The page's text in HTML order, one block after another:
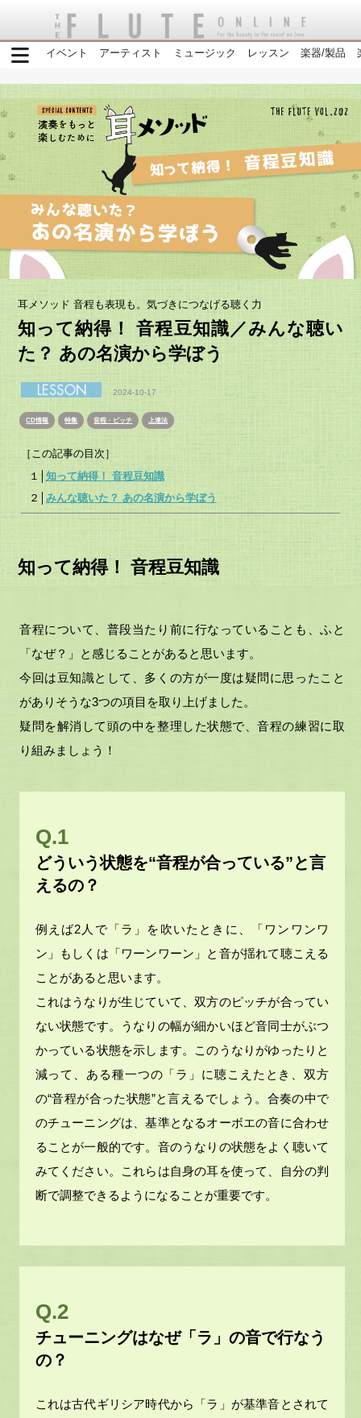
イベント アーティスト ミュージック レッスン 楽器/製品
耳メソッド 音程も表現も。気づきにつなげる聴く力
知って納得！ 音程豆知識／みんな聴い
た？ あの名演から学ぼう
2024-10-17
CD情報 特集 音程・ピッチ 上達法
［この記事の目次］
１│ 知って納得！ 音程豆知識
２│ みんな聴いた？ あの名演から学ぼう
知って納得！ 音程豆知識
音程について、普段当たり前に行なっていることも、ふと
「なぜ？」と感じることがあると思います。
今回は豆知識として、多くの方が一度は疑問に思ったこと
がありそうな3つの項目を取り上げました。
疑問を解消して頭の中を整理した状態で、音程の練習に取
り組みましょう！
Q.1
どういう状態を“音程が合っている”と言
えるの？
例えば2人で「ラ」を吹いたときに、「ワンワンワ
ン」もしくは「ワーンワーン」と音が揺れて聴こえる
ことがあると思います。
これはうなりが生じていて、双方のピッチが合ってい
ない状態です。うなりの幅が細かいほど音同士がぶつ
かっている状態を示します。このうなりがゆったりと
減って、ある種一つの「ラ」に聴こえたとき、双方
の“音程が合った状態”と言えるでしょう。合奏の中で
のチューニングは、基準となるオーボエの音に合わせ
ることが一般的です。音のうなりの状態をよく聴いて
みてください。これらは自身の耳を使って、自分の判
断で調整できるようになることが重要です。
Q.2
チューニングはなぜ「ラ」の音で行なう
の？
これは古代ギリシア時代から「ラ」が基準音とされて